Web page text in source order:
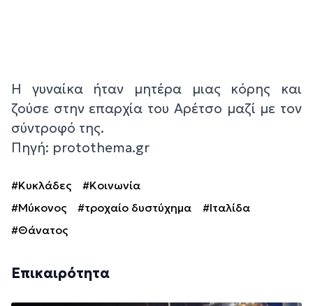
Η γυναίκα ήταν μητέρα μιας κόρης και
ζούσε στην επαρχία του Αρέτσο μαζί με τον
σύντροφό της.
Πηγή: protothema.gr
#Κυκλάδες
#Κοινωνία
#Μύκονος
#τροχαίο δυστύχημα
#Ιταλίδα
#Θάνατος
Επικαιρότητα